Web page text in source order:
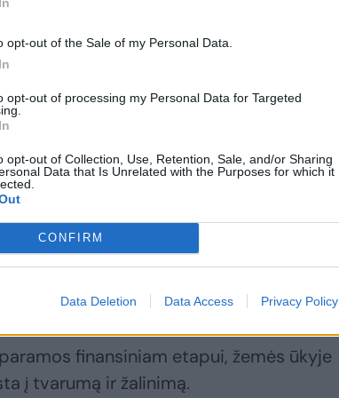
opt-out of the Sale of my Personal Data.
opt-out of processing my Personal Data for Targeted
opt-out of Collection, Use, Retention, Sale, and/or Sharing
Data that Is Unrelated with the Purposes for which it
CONFIRM
Data Deletion Data Access Privacy Policy
kad išmokos, gaunamos už
mažesnės už tas, kurias gauna
Europos šalių žemdirbiai. „Kas buvo
argumentais priekaištus tenka atremti
šitą dvidešimtmetį Lietuvos žemės
ignoruoti fakto, kad įtaką tam padarė
Europos fondų parama.
finansiniam etapui, žemės ūkyje
į tvarumą ir žalinimą.